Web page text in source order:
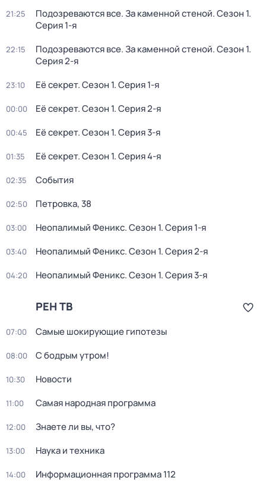
21:25 Подозреваются все. За каменной стеной. Сезон 1.
Серия 1-я
22:15 Подозреваются все. За каменной стеной. Сезон 1.
Серия 2-я
23:10 Её секрет. Сезон 1. Серия 1-я
00:00 Её секрет. Сезон 1. Серия 2-я
00:45 Её секрет. Сезон 1. Серия 3-я
01:35 Её секрет. Сезон 1. Серия 4-я
02:35 События
02:50 Петровка, 38
03:00 Неопалимый Феникс. Сезон 1. Серия 1-я
03:40 Неопалимый Феникс. Сезон 1. Серия 2-я
04:20 Неопалимый Феникс. Сезон 1. Серия 3-я
РЕН ТВ
07:00 Самые шoкиpующие гипотезы
08:00 С бодрым утром!
10:30 Новости
11:00 Самая народная программа
12:00 Знаете ли вы, что?
13:00 Наука и техника
14:00 Информационная программа 112